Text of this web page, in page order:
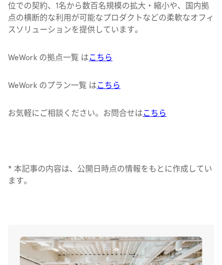
位での契約、1名から数百名規模の拡大・縮小や、国内拠
点の横断的な利用が可能なプロダクトなどの柔軟なオフィ
スソリューションを提供しています。
WeWork の拠点一覧 はこちら
WeWork のプラン一覧 はこちら
お気軽にご相談ください。お問合せはこちら
* 本記事の内容は、公開日時点の情報をもとに作成してい
ます。